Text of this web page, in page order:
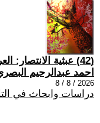
(42) عبثية الانتصار: العراق وإيران في ذكرى 8/8
احمد عبدالرحيم
2026 / 8 / 8
دراسات وابحاث في